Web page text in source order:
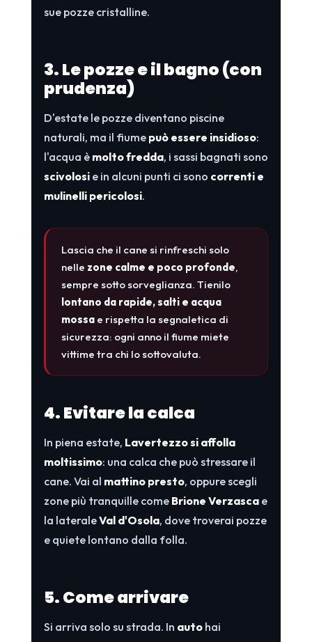
sue pozze cristalline.
3. Le pozze e il bagno (con
prudenza)
D'estate le pozze diventano piscine
naturali, ma il fiume può essere insidioso:
l'acqua è molto fredda, i sassi bagnati sono
scivolosie in alcuni punti ci sono correnti e
mulinelli pericolosi.
Lascia che il cane si rinfreschi solo
nelle zone calme e poco profonde,
sempre sotto sorveglianza. Tienilo
lontano da rapide, salti e acqua
mossae rispetta la segnaletica di
sicurezza: ogni anno il fiume miete
vittime tra chi lo sottovaluta.
4. Evitare la calca
In piena estate, Lavertezzo si affolla
moltissimo: una calca che può stressare il
cane. Vai al mattino presto, oppure scegli
zone più tranquille come Brione Verzascae
la lateraleVal d'Osola, dove troverai pozze
e quiete lontano dalla folla.
5. Come arrivare
Si arriva solo su strada. In autohai